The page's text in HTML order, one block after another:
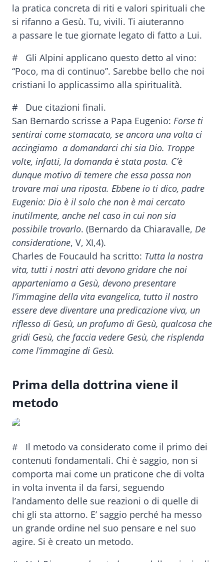
la pratica concreta di riti e valori spirituali che
si rifanno a Gesù. Tu, vivili. Ti aiuteranno
a passare le tue giornate legato di fatto a Lui.
# Gli Alpini applicano questo detto al vino:
“Poco, ma di continuo”. Sarebbe bello che noi
cristiani lo applicassimo alla spiritualità.
# Due citazioni finali.
San Bernardo scrisse a Papa Eugenio: Forse ti
sentirai come stomacato, se ancora una volta ci
accingiamo a domandarci chi sia Dio. Troppe
volte, infatti, la domanda è stata posta. C’è
dunque motivo di temere che essa possa non
trovare mai una riposta. Ebbene io ti dico, padre
Eugenio: Dio è il solo che non è mai cercato
inutilmente, anche nel caso in cui non sia
possibile trovarlo. (Bernardo da Chiaravalle, De
consideratione, V, XI,4).
Charles de Foucauld ha scritto: Tutta la nostra
vita, tutti i nostri atti devono gridare che noi
apparteniamo a Gesù, devono presentare
l’immagine della vita evangelica, tutto il nostro
essere deve diventare una predicazione viva, un
riflesso di Gesù, un profumo di Gesù, qualcosa che
gridi Gesù, che faccia vedere Gesù, che risplenda
come l’immagine di Gesù.
Prima della dottrina viene il
metodo
# Il metodo va considerato come il primo dei
contenuti fondamentali. Chi è saggio, non si
comporta mai come un praticone che di volta
in volta inventa il da farsi, seguendo
l’andamento delle sue reazioni o di quelle di
chi gli sta attorno. E’ saggio perché ha messo
un grande ordine nel suo pensare e nel suo
agire. Si è creato un metodo.